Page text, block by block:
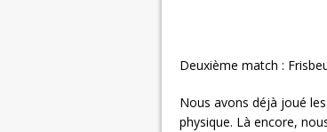
Deuxième match :
Nous avons déjà joué
physique. Là encore,